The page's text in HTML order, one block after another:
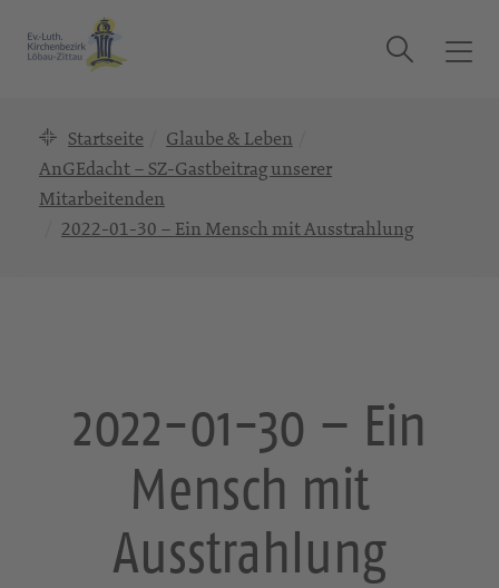
T
Suche
Startseite
Glaube & Leben
AnGEdacht – SZ-Gastbeitrag unserer
Mitarbeitenden
2022-01-30 – Ein Mensch mit Ausstrahlung
2022-01-30 – Ein
Mensch mit
Ausstrahlung